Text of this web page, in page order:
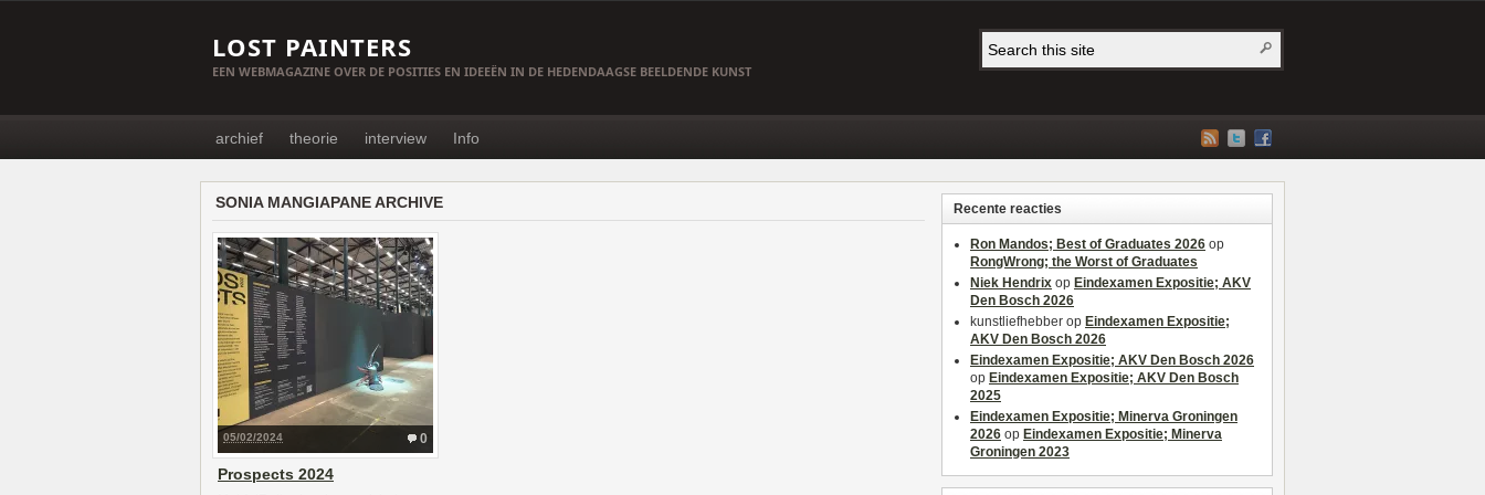
LOST PAINTERS
EEN WEBMAGAZINE OVER DE POSITIES EN IDEEËN IN DE HEDENDAAGSE BEELDENDE KUNST
archief theorie interview Info
SONIA MANGIAPANE ARCHIVE
0
05/02/2024
Prospects 2024
Recente reacties
Ron Mandos; Best of Graduates 2026 op
RongWrong; the Worst of Graduates
Niek Hendrix op Eindexamen Expositie; AKV
Den Bosch 2026
kunstliefhebber op Eindexamen Expositie;
AKV Den Bosch 2026
Eindexamen Expositie; AKV Den Bosch 2026
op Eindexamen Expositie; AKV Den Bosch
2025
Eindexamen Expositie; Minerva Groningen
2026 op Eindexamen Expositie; Minerva
Groningen 2023